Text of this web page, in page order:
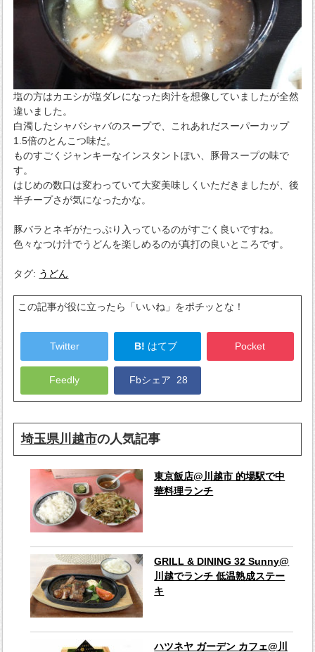
塩の方はカエシが塩ダレになった肉汁を想像していましたが全然
違いました。
白濁したシャバシャバのスープで、これあれだスーパーカップ
1.5倍のとんこつ味だ。
ものすごくジャンキーなインスタントぽい、豚骨スープの味で
す。
はじめの数口は変わっていて大変美味しくいただきましたが、後
半チープさが気になったかな。
豚バラとネギがたっぷり入っているのがすごく良いですね。
色々なつけ汁でうどんを楽しめるのが真打の良いところです。
タグ: うどん
この記事が役に立ったら「いいね」をポチッとな！
Twitter B! はてブ Pocket
Feedly Fbシェア28
埼玉県川越市の人気記事
東京飯店@川越市 的場駅で中
華料理ランチ
GRILL & DINING 32 Sunny@
川越でランチ 低温熟成ステー
キ
ハツネヤ ガーデン カフェ@川